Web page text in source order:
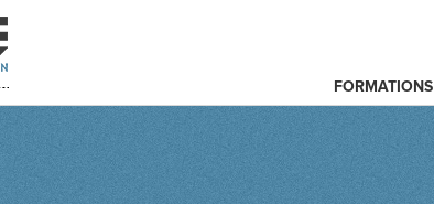
FORMATIONS